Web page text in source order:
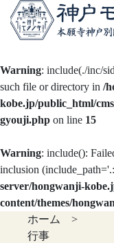
Warning: include(./inc/
such file or directory in /
kobe.jp/public_html/
gyouji.php on line 15
Warning: include():
inclusion
server/hongwanji-
content/themes/
ホーム
>
行事